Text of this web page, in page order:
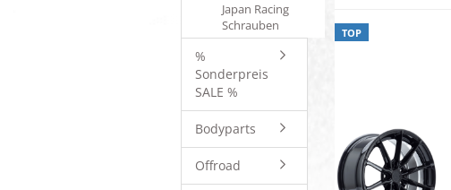
TOP
Japan Racing
Schrauben
%
Sonderpreis
SALE %
Bodyparts
Offroad